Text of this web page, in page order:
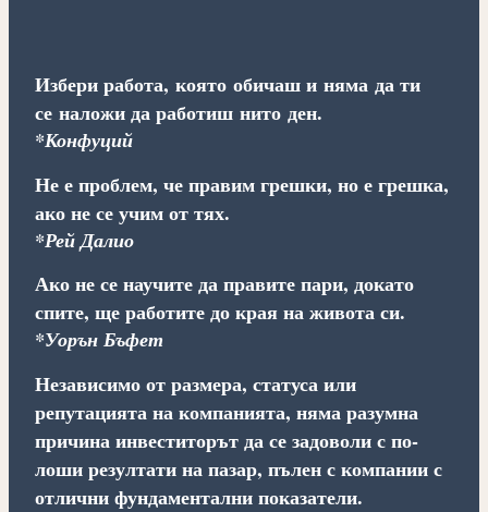
Избери работа, която обичаш и няма да ти
се наложи да работиш нито ден.
*Конфуций
Не е проблем, че правим грешки, но е грешка,
ако не се учим от тях.
*Рей Далио
Ако не се научите да правите пари, докато
спите, ще работите до края на живота си.
*Уорън Бъфет
Независимо от размера, статуса или
репутацията на компанията, няма разумна
причина инвеститорът да се задоволи с по-
лоши резултати на пазар, пълен с компании с
отлични фундаментални показатели.